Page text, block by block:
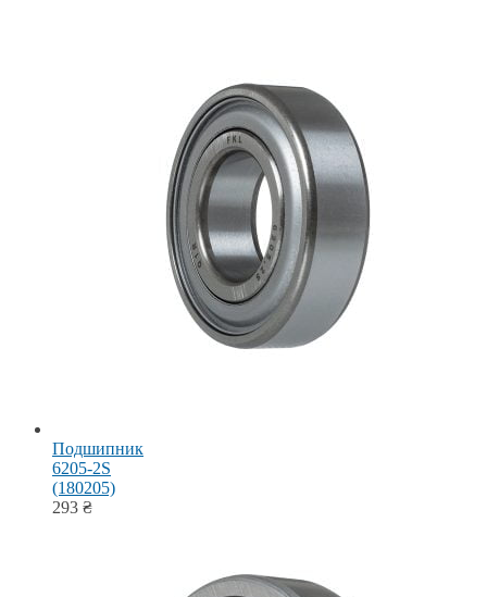
Подшипник
6205-2S
(180205)
293 ₴